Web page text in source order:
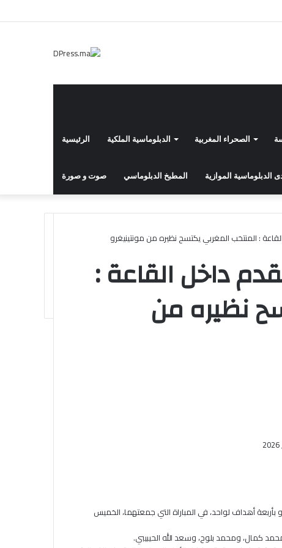
الرئيسية الدبلوماسية الملكية الصحراء المغربية
صوت و صورة المطبخ الدبلوماسي الدبلوماسية الموازية
: المنتخب المغربي يكتسح نظيره من مونتينيغرو
داخل القاعة :
نظيره من
أهداف لواحد، في المباراة التي جمعتهما، الخميس
كمال، ومحمد بلوح، وسعد الله الحيبيبي.